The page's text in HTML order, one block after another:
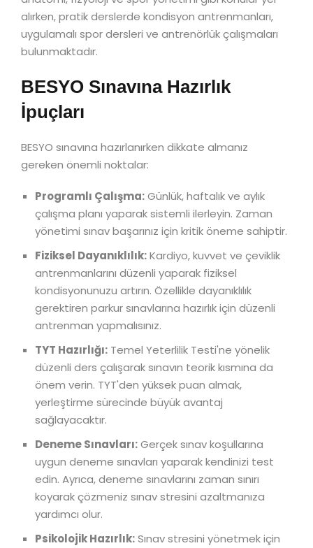
alırken, pratik derslerde kondisyon antrenmanları,
uygulamalı spor dersleri ve antrenörlük çalışmaları
bulunmaktadır.
BESYO Sınavına Hazırlık
İpuçları
BESYO sınavına hazırlanırken dikkate almanız
gereken önemli noktalar:
Programlı Çalışma:Günlük, haftalık ve aylık
çalışma planı yaparak sistemli ilerleyin. Zaman
yönetimi sınav başarınız için kritik öneme sahiptir.
Fiziksel Dayanıklılık:Kardiyo, kuvvet ve çeviklik
antrenmanlarını düzenli yaparak fiziksel
kondisyonunuzu artırın. Özellikle dayanıklılık
gerektiren parkur sınavlarına hazırlık için düzenli
antrenman yapmalısınız.
TYT Hazırlığı: Temel Yeterlilik Testi'ne yönelik
düzenli ders çalışarak sınavın teorik kısmına da
önem verin. TYT'den yüksek puan almak,
yerleştirme sürecinde büyük avantaj
sağlayacaktır.
Deneme Sınavları:Gerçek sınav koşullarına
uygun deneme sınavları yaparak kendinizi test
edin. Ayrıca, deneme sınavlarını zaman sınırı
koyarak çözmeniz sınav stresini azaltmanıza
yardımcı olur.
Psikolojik Hazırlık:Sınav stresini yönetmek için